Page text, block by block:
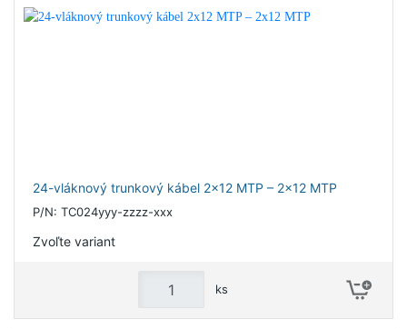
24-vláknový trunkový kábel 2x12 MTP – 2x12 MTP
P/N: TC024yyy-zzzz-xxx
Zvoľte variant
ks